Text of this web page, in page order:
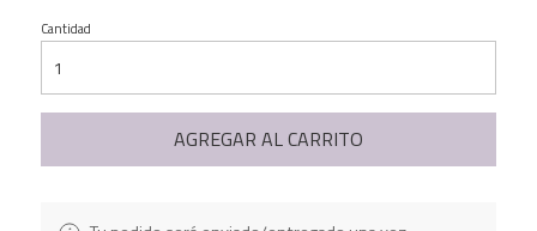
Cantidad
AGREGAR AL CARRITO